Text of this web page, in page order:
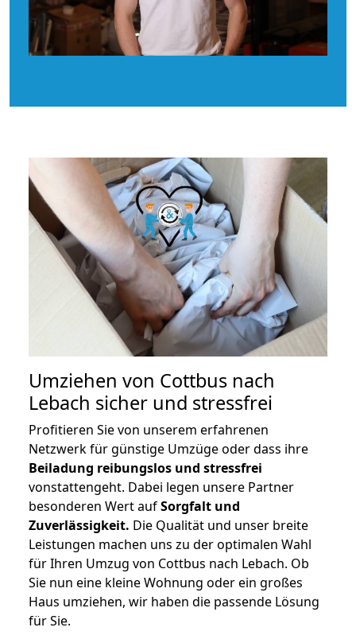
Umziehen von Cottbus nach
Lebach sicher und stressfrei
Profitieren Sie von unserem erfahrenen
Netzwerk für günstige Umzüge oder dass ihre
Beiladung reibungslos und stressfrei
vonstattengeht. Dabei legen unsere Partner
besonderen Wert aufSorgfalt und
Zuverlässigkeit. Die Qualität und unser breite
Leistungen machen uns zu der optimalen Wahl
für Ihren Umzug von Cottbus nach Lebach. Ob
Sie nun eine kleine Wohnung oder ein großes
Haus umziehen, wir haben die passende Lösung
für Sie.